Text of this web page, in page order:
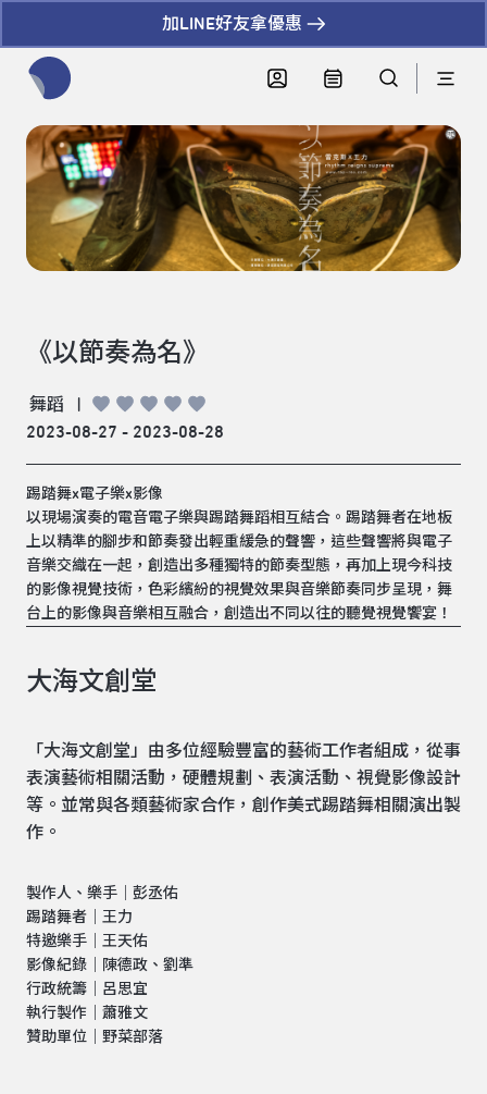
加LINE好友拿優惠
《以節奏為名》
舞蹈
|
2023-08-27 - 2023-08-28
踢踏舞x電子樂x影像
以現場演奏的電音電子樂與踢踏舞蹈相互結合。踢踏舞者在地板
上以精準的腳步和節奏發出輕重緩急的聲響，這些聲響將與電子
音樂交織在一起，創造出多種獨特的節奏型態，再加上現今科技
的影像視覺技術，色彩繽紛的視覺效果與音樂節奏同步呈現，舞
台上的影像與音樂相互融合，創造出不同以往的聽覺視覺饗宴！
大海文創堂
「大海文創堂」由多位經驗豐富的藝術工作者組成，從事
表演藝術相關活動，硬體規劃、表演活動、視覺影像設計
等。並常與各類藝術家合作，創作美式踢踏舞相關演出製
作。
製作人、樂手｜彭丞佑
踢踏舞者｜王力
特邀樂手｜王天佑
影像紀錄｜陳德政、劉準
行政統籌｜呂思宜
執行製作｜蕭雅文
贊助單位｜野菜部落